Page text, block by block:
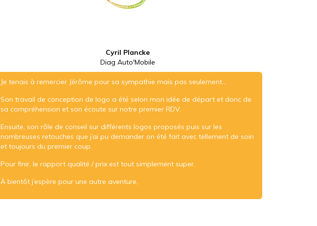
Cyril Plancke
Diag Auto'Mobile
Je tenais à remercier Jérôme pour sa sympathie mais pas seulement...
Son travail de conception de logo a été selon mon idée de départ et donc de
sa compréhension et son écoute sur notre premier RDV.
Ensuite, son rôle de conseil sur différents logos proposés puis sur les
nombreuses retouches que j’ai pu demander on été fait avec tellement de soin
et toujours du premier coup.
Pour finir, le rapport qualité / prix est tout simplement super.
À bientôt j’espère pour une autre aventure,